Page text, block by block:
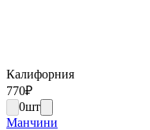
Калифорния
770₽
0шт
Манчини